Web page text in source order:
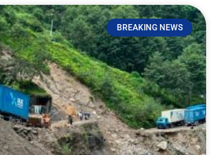
BREAKING NEWS